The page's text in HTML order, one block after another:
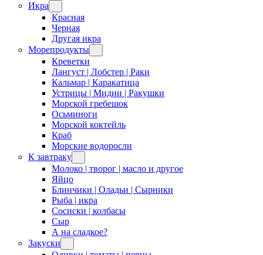
Икра
Красная
Черная
Другая икра
Морепродукты
Креветки
Лангуст | Лобстер | Раки
Кальмар | Каракатица
Устрицы | Мидии | Ракушки
Морской гребешок
Осьминоги
Морской коктейль
Краб
Морские водоросли
К завтраку
Молоко | творог | масло и другое
Яйцо
Блинчики | Оладьи | Сырники
Рыба | икра
Сосиски | колбасы
Сыр
А на сладкое?
Закуски